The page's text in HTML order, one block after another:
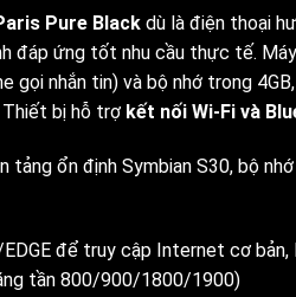
Pure Black dù là điện thoại
đáp ứng tốt nhu cầu thực tế.
gọi nhắn tin) và bộ nhớ trong
bị hỗ trợ kết nối Wi-Fi và
tảng ổn định Symbian S30, bộ
để truy cập Internet cơ
tần 800/900/1800/1900)